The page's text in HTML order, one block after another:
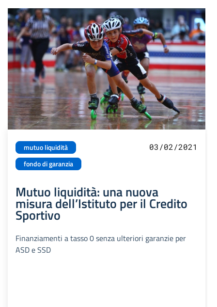
mutuo liquidità
fondo di garanzia
03/02/2021
Mutuo liquidità: una nuova
misura dell’Istituto per il Credito
Sportivo
Finanziamenti a tasso 0 senza ulteriori garanzie per
ASD e SSD